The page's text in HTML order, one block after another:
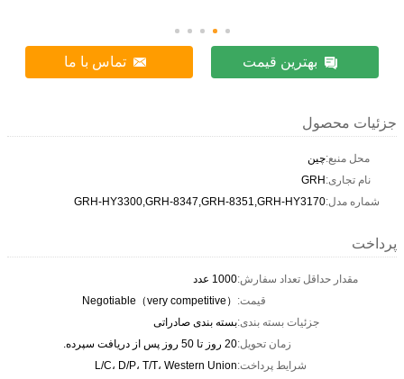
بهترین قیمت تماس با ما
جزئیات محصول
محل منبع:چین
نام تجاری:GRH
شماره مدل:GRH-HY3300,GRH-8347,GRH-8351,GRH-HY3170
پرداخت
مقدار حداقل تعداد سفارش:1000 عدد
قیمت: Negotiable（very competitive）
جزئیات بسته بندی:بسته بندی صادراتی
زمان تحویل:20 روز تا 50 روز پس از دریافت سپرده.
شرایط پرداخت:L/C، D/P، T/T، Western Union